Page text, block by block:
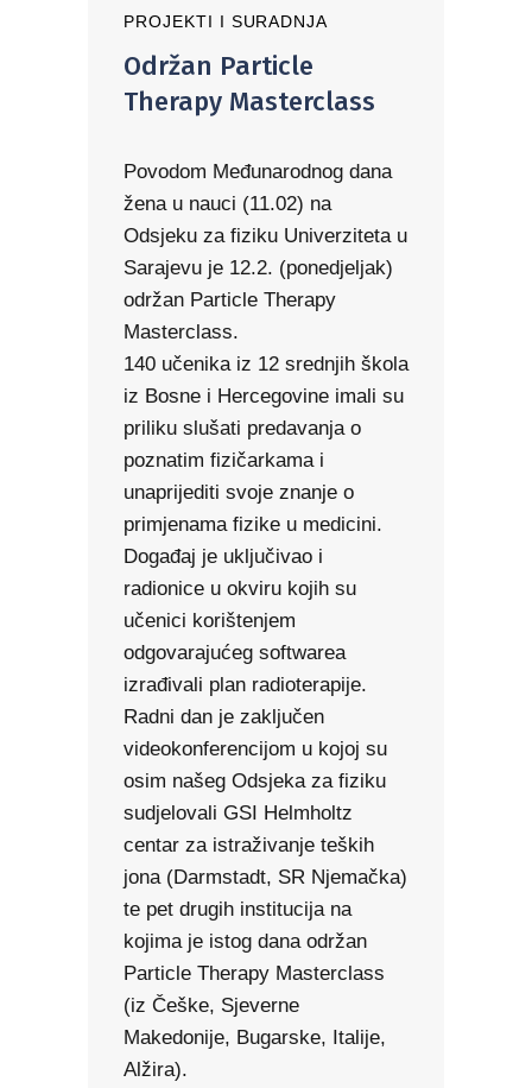
PROJEKTI I SURADNJA
Održan Particle
Therapy Masterclass
Povodom Međunarodnog dana
žena u nauci (11.02) na
Odsjeku za fiziku Univerziteta u
Sarajevu je 12.2. (ponedjeljak)
održan Particle Therapy
Masterclass.
140 učenika iz 12 srednjih škola
iz Bosne i Hercegovine imali su
priliku slušati predavanja o
poznatim fizičarkama i
unaprijediti svoje znanje o
primjenama fizike u medicini.
Događaj je uključivao i
radionice u okviru kojih su
učenici korištenjem
odgovarajućeg softwarea
izrađivali plan radioterapije.
Radni dan je zaključen
videokonferencijom u kojoj su
osim našeg Odsjeka za fiziku
sudjelovali GSI Helmholtz
centar za istraživanje teških
jona (Darmstadt, SR Njemačka)
te pet drugih institucija na
kojima je istog dana održan
Particle Therapy Masterclass
(iz Češke, Sjeverne
Makedonije, Bugarske, Italije,
Alžira).